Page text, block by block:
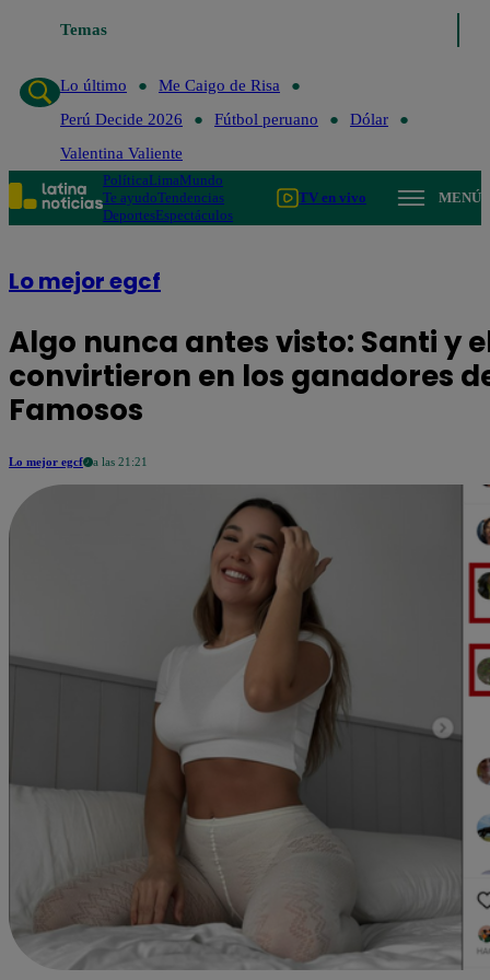
Temas
Lo último
Me Caigo de Risa
Perú Decide 2026
Fútbol peruano
Dólar
Valentina Valiente
PolíticaLimaMundo
Te ayudoTendencias
DeportesEspectáculos
TV en vivo MENÚ
Lo mejor egcf
Algo nunca antes visto: Santi y
convirtieron en los ganadores
Famosos
Lo mejor egcf a las 21:21